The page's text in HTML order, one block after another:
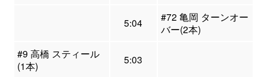
5:04
#72 亀岡 ターンオー
バー(2本)
#9 高橋 スティール
(1本)
5:03